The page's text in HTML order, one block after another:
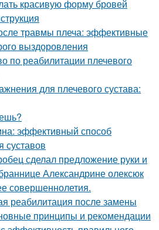
красивую форму бровей
травмы плеча: эффективные
выздоровления
по реабилитации плечевого
для плечевого сустава:
эффективный способ
суставов
сделал предложение руки и
Александрине олексюк
совершеннолетия.
реабилитация после замены
принципы и рекомендации